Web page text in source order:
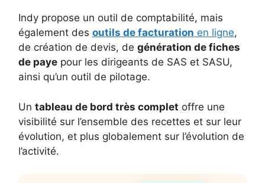
Indy propose un outil de comptabilité, mais
également des outils de facturation en ligne,
de création de devis, de génération de fiches
de paye pour les dirigeants de SAS et SASU,
ainsi qu’un outil de pilotage.
Un tableau de bord très complet offre une
visibilité sur l’ensemble des recettes et sur leur
évolution, et plus globalement sur l’évolution de
l’activité.